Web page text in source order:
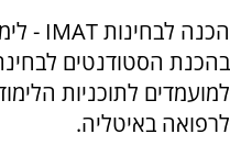
הכנה לבחינותIMAT
-
בהכנת הסטודנטים
למועמדים לתוכניות
לרפואה באיטליה.